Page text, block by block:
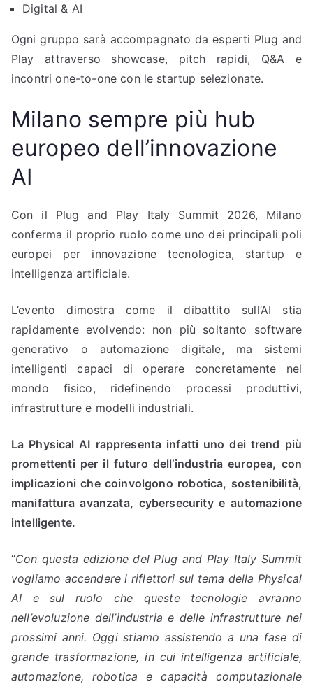
Digital & AI
Ogni gruppo sarà accompagnato da esperti Plug and
Play attraverso showcase, pitch rapidi, Q&A e
incontri one-to-one con le startup selezionate.
Milano sempre più hub
europeo dell’innovazione
AI
Con il Plug and Play Italy Summit 2026, Milano
conferma il proprio ruolo come uno dei principali poli
europei per innovazione tecnologica, startup e
intelligenza artificiale.
L’evento dimostra come il dibattito sull’AI stia
rapidamente evolvendo: non più soltanto software
generativo o automazione digitale, ma sistemi
intelligenti capaci di operare concretamente nel
mondo fisico, ridefinendo processi produttivi,
infrastrutture e modelli industriali.
La Physical AI rappresenta infatti uno dei trend più
promettenti per il futuro dell’industria europea, con
implicazioni che coinvolgono robotica, sostenibilità,
manifattura avanzata, cybersecurity e automazione
intelligente.
“Con questa edizione del Plug and Play Italy Summit
vogliamo accendere i riflettori sul tema della Physical
AI e sul ruolo che queste tecnologie avranno
nell’evoluzione dell’industria e delle infrastrutture nei
prossimi anni. Oggi stiamo assistendo a una fase di
grande trasformazione, in cui intelligenza artificiale,
automazione, robotica e capacità computazionale